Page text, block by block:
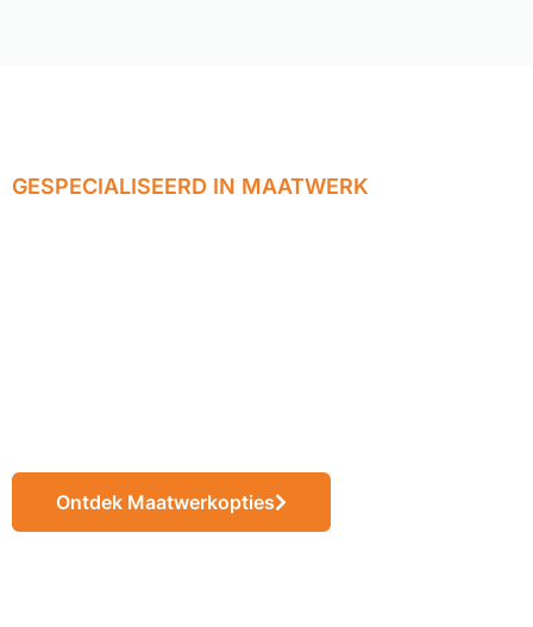
GESPECIALISEERD IN MAATWERK
Ontdek Maatwerkopties